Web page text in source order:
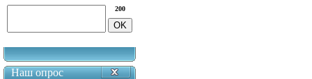
200
Наш опрос